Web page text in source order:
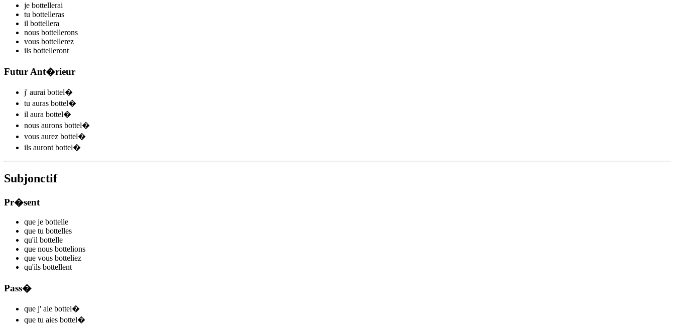
je bottellerai
tu bottelleras
il bottellera
nous bottellerons
vous bottellerez
ils bottelleront
Futur Ant�rieur
j' aurai bottel�
tu auras bottel�
il aura bottel�
nous aurons bottel�
vous aurez bottel�
ils auront bottel�
Subjonctif
Pr�sent
que je bottelle
que tu bottelles
qu'il bottelle
que nous bottelions
que vous botteliez
qu'ils bottellent
Pass�
que j' aie bottel�
que tu aies bottel�